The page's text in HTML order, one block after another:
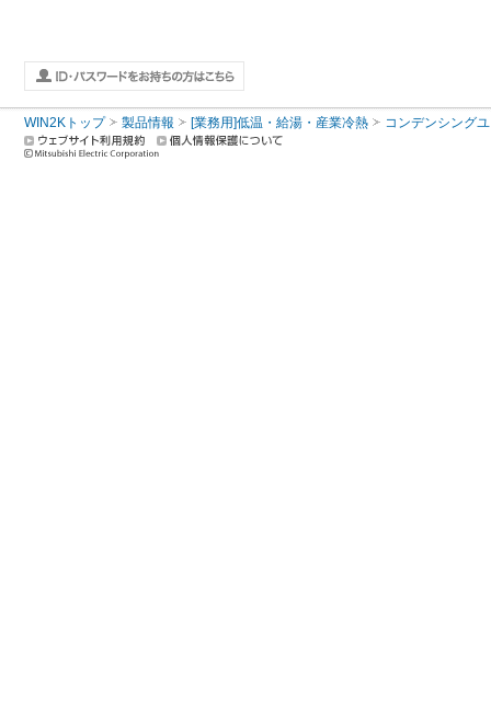
WIN2Kトップ 製品情報 [業務用]低温・給湯・産業冷熱 コンデンシング